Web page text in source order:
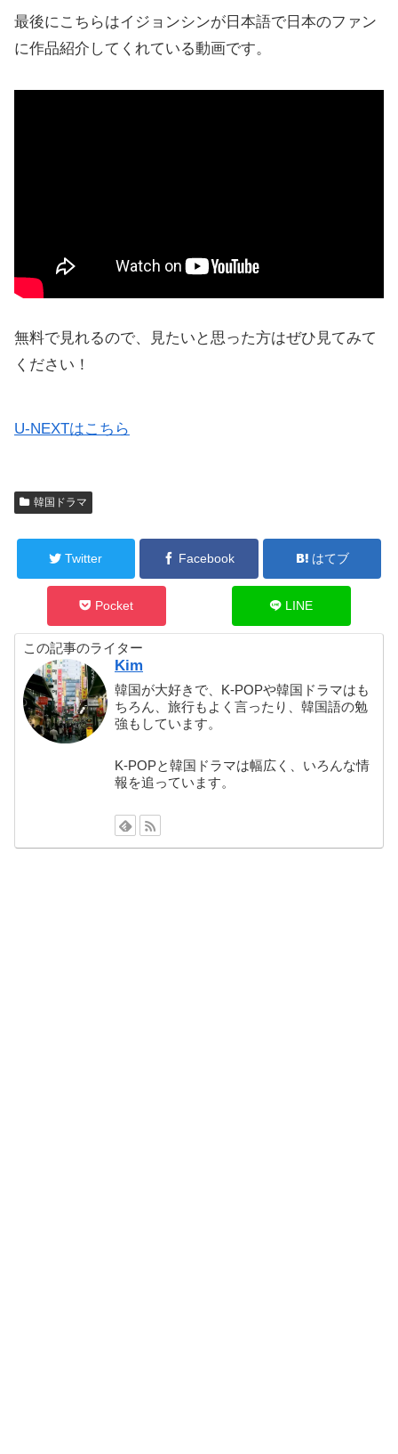
最後にこちらはイジョンシンが日本語で日本のファン
に作品紹介してくれている動画です。
無料で見れるので、見たいと思った方はぜひ見てみて
ください！
U-NEXTはこちら
韓国ドラマ
Twitter Facebook はてブ
Pocket LINE
この記事のライター
Kim
韓国が大好きで、K-POPや韓国ドラマはも
ちろん、旅行もよく言ったり、韓国語の勉
強もしています。
K-POPと韓国ドラマは幅広く、いろんな情
報を追っています。